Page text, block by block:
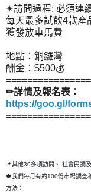
✴訪問過程: 必須連
每天最多試飲4款產
獲發放車馬費
地點：銅鑼灣
酬金：$500💰
✏詳情及報名表：
https://goo.gl/
📌其他30多項訪問、 社會民調
🍁我們每月有約100份市場調查
方法：